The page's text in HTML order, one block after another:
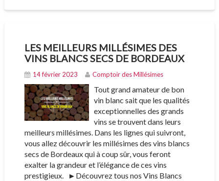
LES MEILLEURS MILLÉSIMES DES
VINS BLANCS SECS DE BORDEAUX
14 février 2023 Comptoir des Millésimes
Tout grand amateur de bon
vin blanc sait que les qualités
exceptionnelles des grands
vins se trouvent dans leurs
meilleurs millésimes. Dans les lignes qui suivront,
vous allez découvrir les millésimes des vins blancs
secs de Bordeaux qui à coup sûr, vous feront
exalter la grandeur et l’élégance de ces vins
prestigieux. ►Découvrez tous nos Vins Blancs